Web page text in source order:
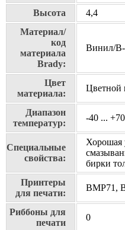
Высота
4,4
Материал/
код
материала
Brady:
Винил/В-
Цвет
материала:
Цветной
Диапазон
температур:
-40 ...
Специальные
свойства:
Хорошая
бирки
Принтеры
для печати:
BMP71,
Риббоны для
печати
0